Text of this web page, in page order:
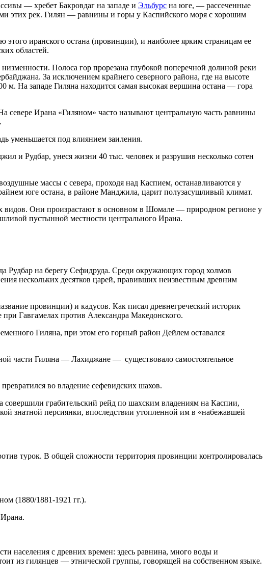
— хребет Бакровдаг на западе и Эльбурс на юге, — рассеченные
этих рек. Гилян — равнины и горы у Каспийского моря с хорошим
иранского остана (провинции), и наиболее ярким страницам ее
областей.
Полоса гор прорезана глубокой поперечной долиной реки
За исключением крайнего северного района, где на высоте
На западе Гиляна находится самая высокая вершина остана — гора
Ирана «Гиляном» часто называют центральную часть равнины
уменьшается под влиянием заиления.
и Рудбар, унеся жизни 40 тыс. человек и разрушив несколько сотен
массы с севера, проходя над Каспием, останавливаются у
юге остана, в районе Манджила, царит полузасушливый климат.
видов. Они произрастают в основном в Шомале — природном регионе у
пустынной местности центрального Ирана.
Рудбар на берегу Сефидруда. Среди окружающих город холмов
нескольких десятков царей, правивших неизвестным древним
провинции) и кадусов. Как писал древнегреческий историк
Гавгамелах против Александра Македонского.
Гиляна, при этом его горный район Дейлем оставался
части Гиляна — Лахиджане — существовало самостоятельное
во владение сефевидских шахов.
совершили грабительский рейд по шахским владениям на Каспии,
знатной персиянки, впоследствии утопленной им в «набежавшей
турок. В общей сложности территория провинции контролировалась
(1880/1881-1921 гг.).
населения с древних времен: здесь равнина, много воды и
из гилянцев — этнической группы, говорящей на собственном языке.